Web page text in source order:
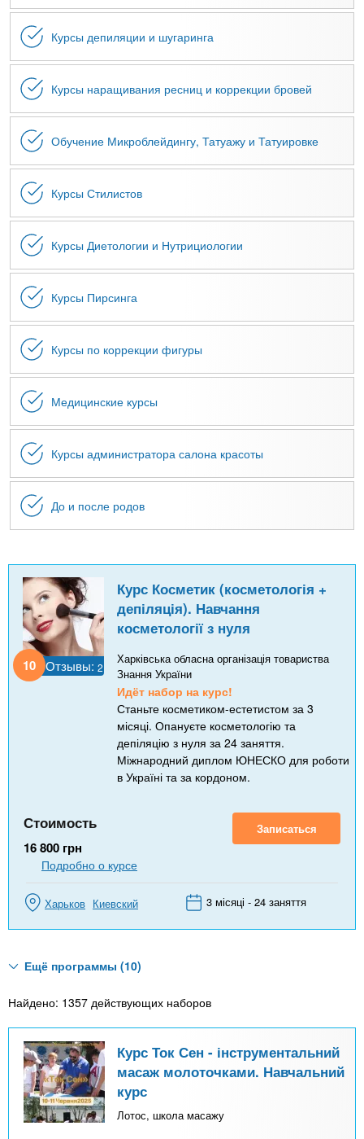
Курсы депиляции и шугаринга
Курсы наращивания ресниц и коррекции бровей
Обучение Микроблейдингу, Татуажу и Татуировке
Курсы Стилистов
Курсы Диетологии и Нутрициологии
Курсы Пирсинга
Курсы по коррекции фигуры
Медицинские курсы
Курсы администратора салона красоты
До и после родов
10 Отзывы: 2
Курс Косметик (косметологія +
депіляція). Навчання
косметології з нуля
Харківська обласна організація товариства
Знання України
Идёт набор на курс!
Станьте косметиком-естетистом за 3
місяці. Опануєте косметологію та
депіляцію з нуля за 24 заняття.
Міжнародний диплом ЮНЕСКО для роботи
в Україні та за кордоном.
Стоимость
16 800 грн
Записаться
Подробно о курсе
Харьков Киевский 3 місяці - 24 заняття
Ещё программы (10)
Найдено: 1357 действующих наборов
Курс Ток Сен - інструментальний
масаж молоточками. Навчальний
курс
Лотос, школа масажу